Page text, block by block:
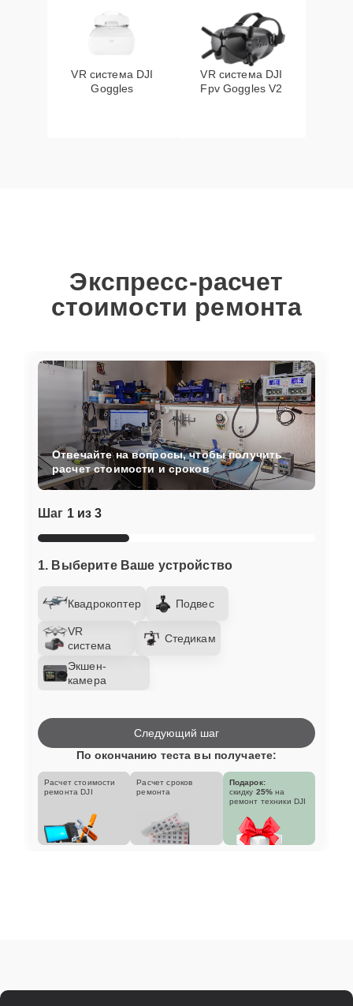
VR система DJI
Goggles
VR система DJI
Fpv Goggles V2
Экспресс-расчет
стоимости ремонта
Шаг 1 из 3
1. Выберите Ваше устройство
Квадрокоптер Подвес
VR
система
Стедикам
Экшен-
камера
Отвечайте на вопросы, чтобы получить
расчет стоимости и сроков
Следующий шаг
По окончанию теста вы получаете:
Расчет стоимости
ремонта DJI
Расчет сроков
ремонта
Подарок:
скидку 25% на
ремонт техники DJI